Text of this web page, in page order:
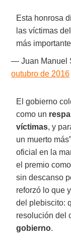
Esta honrosa
las víctimas
más
— Juan Manuel
outubro de 2016
El gobierno
como un
víctimas, y
un muerto
oficial en la
el premio como
sin descanso
reforzó lo que
del plebiscito:
resolución del
gobierno.